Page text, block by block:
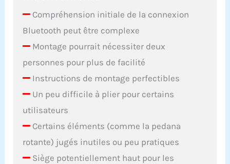
Compréhension initiale de la connexion
Bluetooth peut être complexe
Montage pourrait nécessiter deux
personnes pour plus de facilité
Instructions de montage perfectibles
Un peu difficile à plier pour certains
utilisateurs
Certains éléments (comme la pedana
rotante) jugés inutiles ou peu pratiques
Siège potentiellement haut pour les